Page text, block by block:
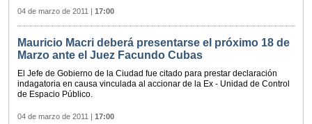
04 de marzo de 2011 | 17:00
Mauricio Macri deberá presentarse el próximo 18 de
Marzo ante el Juez Facundo Cubas
El Jefe de Gobierno de la Ciudad fue citado para prestar declaración
indagatoria en causa vinculada al accionar de la Ex - Unidad de Control
de Espacio Público.
04 de marzo de 2011 | 17:00